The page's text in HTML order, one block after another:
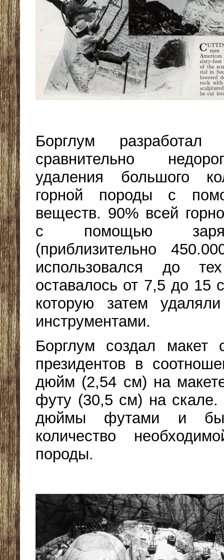
Борглум
сравнительно
удаления большого
горной породы с
веществ. 90% всей
с помощью
(приблизительно
использовался до
оставалось от 7,5 до
которую затем
инструментами.
Борглум создал макет
президентов в
дюйм (2,54 см) на
футу (30,5 см) на скале.
дюймы футами и
количество
породы.